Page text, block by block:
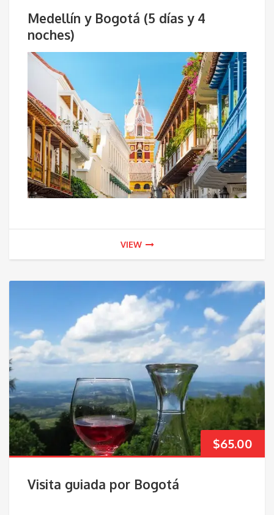
Medellín y Bogotá (5 días y 4
noches)
VIEW
$65.00
Visita guiada por Bogotá